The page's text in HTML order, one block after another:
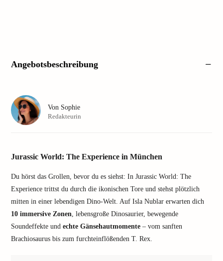
Angebotsbeschreibung
Jurassic World: The Experience in München
Du hörst das Grollen, bevor du es siehst: In Jurassic World: The
Experience trittst du durch die ikonischen Tore und stehst plötzlich
mitten in einer lebendigen Dino-Welt. Auf Isla Nublar erwarten dich
10 immersive Zonen, lebensgroße Dinosaurier, bewegende
Soundeffekte und echte Gänsehautmomente – vom sanften
Brachiosaurus bis zum furchteinflößenden T. Rex.
Von Sophie
Redakteurin